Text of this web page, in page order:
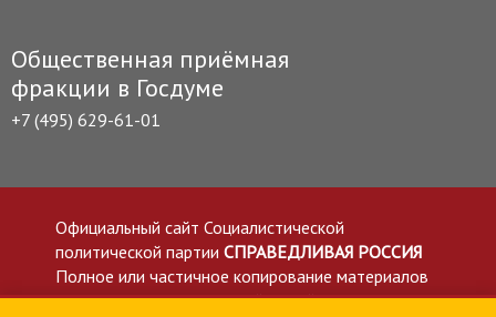
Общественная приёмная
фракции в Госдуме
+7 (495) 629-61-01
Официальный сайт Социалистической
политической партии СПРАВЕДЛИВАЯ РОССИЯ
Полное или частичное копирование материалов
приветствуется со ссылкой на сайт spravedlivo.ru